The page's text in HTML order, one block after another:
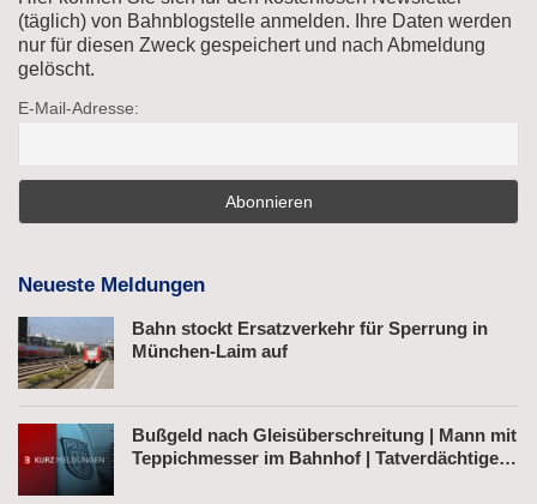
(täglich) von Bahnblogstelle anmelden. Ihre Daten werden
nur für diesen Zweck gespeichert und nach Abmeldung
gelöscht.
E-Mail-Adresse:
Neueste Meldungen
Bahn stockt Ersatzverkehr für Sperrung in
München-Laim auf
Bußgeld nach Gleisüberschreitung | Mann mit
Teppichmesser im Bahnhof | Tatverdächtiger